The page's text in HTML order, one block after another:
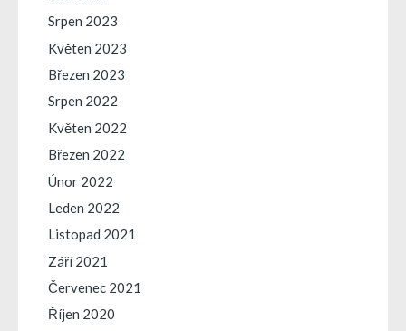
Srpen 2023
Květen 2023
Březen 2023
Srpen 2022
Květen 2022
Březen 2022
Únor 2022
Leden 2022
Listopad 2021
Září 2021
Červenec 2021
Říjen 2020